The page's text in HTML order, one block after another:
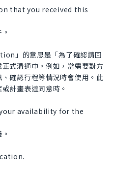
that you received this
」的意思是「為了確認請回
式溝通中。例如，當需要對方
確認行程等情況時會使用。此
計畫表達同意時。
availability for the